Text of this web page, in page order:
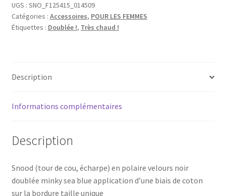
UGS : SNO_F125415_014509
Catégories : Accessoires, POUR LES FEMMES
Étiquettes : Doublée !, Très chaud !
Description
Informations complémentaires
Description
Snood (tour de cou, écharpe) en polaire velours noir
doublée minky sea blue application d’une biais de coton
sur la bordure taille unique